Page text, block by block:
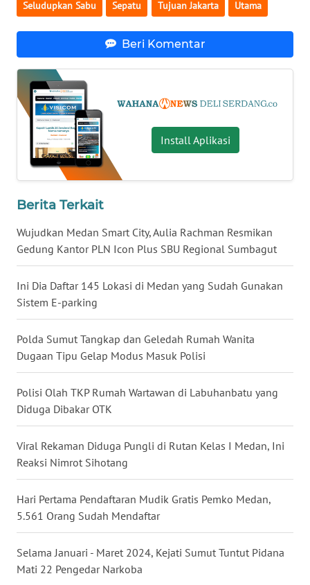
Seludupkan Sabu Sepatu Tujuan Jakarta Utama
Beri Komentar
Install Aplikasi
Berita Terkait
Wujudkan Medan Smart City, Aulia Rachman Resmikan
Gedung Kantor PLN Icon Plus SBU Regional Sumbagut
Ini Dia Daftar 145 Lokasi di Medan yang Sudah Gunakan
Sistem E-parking
Polda Sumut Tangkap dan Geledah Rumah Wanita
Dugaan Tipu Gelap Modus Masuk Polisi
Polisi Olah TKP Rumah Wartawan di Labuhanbatu yang
Diduga Dibakar OTK
Viral Rekaman Diduga Pungli di Rutan Kelas I Medan, Ini
Reaksi Nimrot Sihotang
Hari Pertama Pendaftaran Mudik Gratis Pemko Medan,
5.561 Orang Sudah Mendaftar
Selama Januari - Maret 2024, Kejati Sumut Tuntut Pidana
Mati 22 Pengedar Narkoba
WN
KALSEL
WN
KALTIM
WN
WN
GORONTALO
WN
SULUT
WN
MALUKU
WN
MALUT
DAIRI
DANAU
TOBA
WN
NIAS